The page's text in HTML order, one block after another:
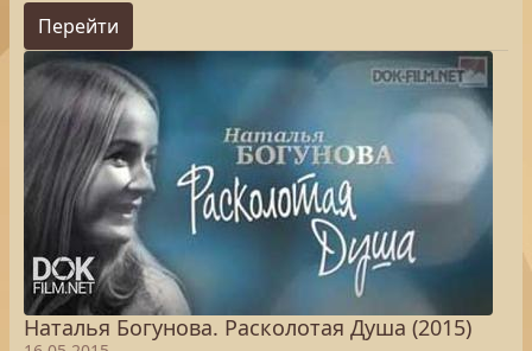
Перейти
Наталья Богунова. Расколотая Душа (2015)